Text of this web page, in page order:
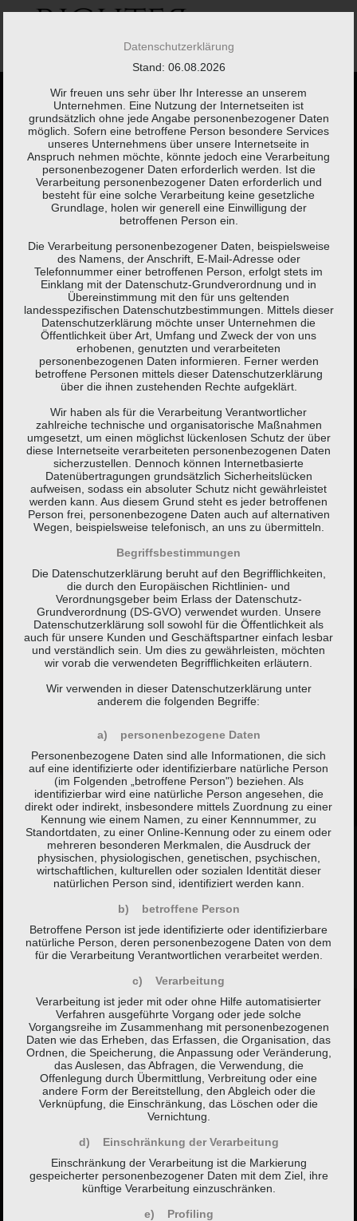
Springe
Inhalt
Kaum etwas braucht
so viel Erklärung wie
eine Steuererklärung.
Brigitte Fuchs,Schweizer Autorin, Lyrikerin, Sprachspielerin
(*1951)
KONTAKT LEISTUNGEN
Datenschutzerklärung
Stand: 06.08.2026
Wir freuen uns sehr über Ihr Interesse an unserem
Unternehmen. Eine Nutzung der Internetseiten ist
grundsätzlich ohne jede Angabe personenbezogener Daten
möglich. Sofern eine betroffene Person besondere Services
unseres Unternehmens über unsere Internetseite in
Anspruch nehmen möchte, könnte jedoch eine Verarbeitung
personenbezogener Daten erforderlich werden. Ist die
Verarbeitung personenbezogener Daten erforderlich und
besteht für eine solche Verarbeitung keine gesetzliche
Grundlage, holen wir generell eine Einwilligung der
betroffenen Person ein.
Die Verarbeitung personenbezogener Daten, beispielsweise
des Namens, der Anschrift, E-Mail-Adresse oder
Telefonnummer einer betroffenen Person, erfolgt stets im
Einklang mit der Datenschutz-Grundverordnung und in
Übereinstimmung mit den für uns geltenden
landesspezifischen Datenschutzbestimmungen. Mittels dieser
Datenschutzerklärung möchte unser Unternehmen die
Öffentlichkeit über Art, Umfang und Zweck der von uns
erhobenen, genutzten und verarbeiteten
personenbezogenen Daten informieren. Ferner werden
betroffene Personen mittels dieser Datenschutzerklärung
über die ihnen zustehenden Rechte aufgeklärt.
Wir haben als für die Verarbeitung Verantwortlicher
zahlreiche technische und organisatorische Maßnahmen
umgesetzt, um einen möglichst lückenlosen Schutz der über
diese Internetseite verarbeiteten personenbezogenen Daten
sicherzustellen. Dennoch können Internetbasierte
Datenübertragungen grundsätzlich Sicherheitslücken
aufweisen, sodass ein absoluter Schutz nicht gewährleistet
werden kann. Aus diesem Grund steht es jeder betroffenen
Person frei, personenbezogene Daten auch auf alternativen
Wegen, beispielsweise telefonisch, an uns zu übermitteln.
Begriffsbestimmungen
Die Datenschutzerklärung beruht auf den Begrifflichkeiten,
die durch den Europäischen Richtlinien- und
Verordnungsgeber beim Erlass der Datenschutz-
Grundverordnung (DS-GVO) verwendet wurden. Unsere
Datenschutzerklärung soll sowohl für die Öffentlichkeit als
auch für unsere Kunden und Geschäftspartner einfach lesbar
und verständlich sein. Um dies zu gewährleisten, möchten
wir vorab die verwendeten Begrifflichkeiten erläutern.
Wir verwenden in dieser Datenschutzerklärung unter
anderem die folgenden Begriffe:
a) personenbezogene Daten
Personenbezogene Daten sind alle Informationen, die sich
auf eine identifizierte oder identifizierbare natürliche Person
(im Folgenden „betroffene Person") beziehen. Als
identifizierbar wird eine natürliche Person angesehen, die
direkt oder indirekt, insbesondere mittels Zuordnung zu einer
Kennung wie einem Namen, zu einer Kennnummer, zu
Standortdaten, zu einer Online-Kennung oder zu einem oder
mehreren besonderen Merkmalen, die Ausdruck der
physischen, physiologischen, genetischen, psychischen,
wirtschaftlichen, kulturellen oder sozialen Identität dieser
natürlichen Person sind, identifiziert werden kann.
b) betroffene Person
Betroffene Person ist jede identifizierte oder identifizierbare
natürliche Person, deren personenbezogene Daten von dem
für die Verarbeitung Verantwortlichen verarbeitet werden.
c) Verarbeitung
Verarbeitung ist jeder mit oder ohne Hilfe automatisierter
Verfahren ausgeführte Vorgang oder jede solche
Vorgangsreihe im Zusammenhang mit personenbezogenen
Daten wie das Erheben, das Erfassen, die Organisation, das
Ordnen, die Speicherung, die Anpassung oder Veränderung,
das Auslesen, das Abfragen, die Verwendung, die
Offenlegung durch Übermittlung, Verbreitung oder eine
andere Form der Bereitstellung, den Abgleich oder die
Verknüpfung, die Einschränkung, das Löschen oder die
Vernichtung.
d) Einschränkung der Verarbeitung
Einschränkung der Verarbeitung ist die Markierung
gespeicherter personenbezogener Daten mit dem Ziel, ihre
künftige Verarbeitung einzuschränken.
e) Profiling